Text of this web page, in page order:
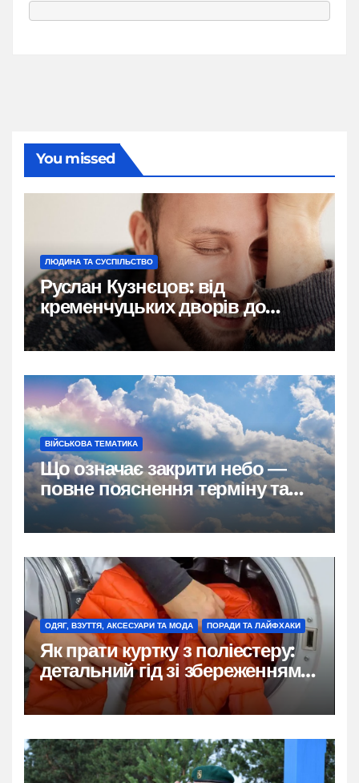
You missed
ЛЮДИНА ТА СУСПІЛЬСТВО
Руслан Кузнєцов: від
кременчуцьких дворів до
мільйонів на YouTube
ВІЙСЬКОВА ТЕМАТИКА
Що означає закрити небо —
повне пояснення терміну та
його значення для України
ОДЯГ, ВЗУТТЯ, АКСЕСУАРИ ТА МОДА ПОРАДИ ТА ЛАЙФХАКИ
Як прати куртку з поліестеру:
детальний гід зі збереженням
форми й кольору